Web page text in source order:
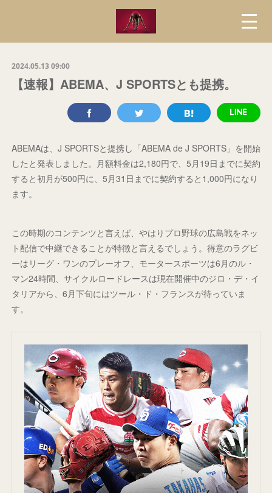
2024.05.13 09:00
【速報】ABEMA、J SPORTSとも提携。
ABEMAは、J SPORTSと提携し「ABEMA de J SPORTS」を開始
したと発表しました。月額料金は2,180円で、5月19日までに契約
すると初月が500円に、5月31日までに契約すると1,000円になり
ます。
この時期のコンテンツと言えば、やはりプロ野球の広島戦をネッ
ト配信で中継できることが特徴と言えるでしょう。得意のラグビ
ーはリーグ・ワンのプレーオフ、モータースポーツは6月のル・
マン24時間、サイクルロードレースは現在開催中のジロ・デ・イ
タリアから、6月下旬にはツール・ド・フランスが待っていま
す。